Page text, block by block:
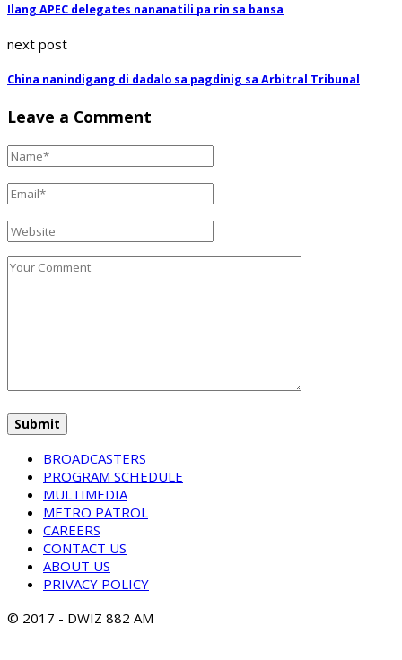
Ilang APEC delegates nananatili pa rin sa bansa
next post
China nanindigang di dadalo sa pagdinig sa Arbitral Tribunal
Leave a Comment
BROADCASTERS
PROGRAM SCHEDULE
MULTIMEDIA
METRO PATROL
CAREERS
CONTACT US
ABOUT US
PRIVACY POLICY
© 2017 - DWIZ 882 AM